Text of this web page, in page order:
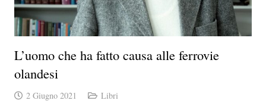
L’uomo che ha fatto causa alle ferrovie
olandesi
2 Giugno 2021 Libri